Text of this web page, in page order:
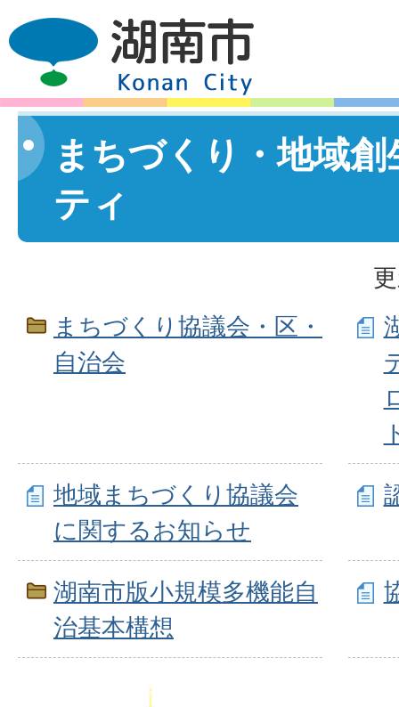
まちづくり・地域
ティ
まちづくり協議会・区・
自治会
地域まちづくり協議会
に関するお知らせ
湖南市版小規模多機能自
治基本構想